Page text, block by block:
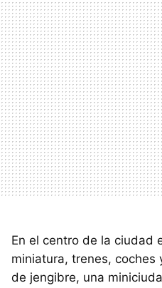
En el centro de la ciudad
miniatura, trenes, coches
de jengibre, una